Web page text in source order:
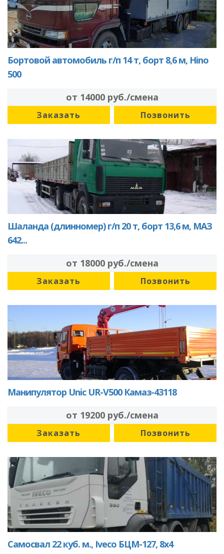
Бортовой автомобиль г/п 14 т, борт 8,6 м, Hino
500
от 14000 руб./смена
Заказать Позвонить
Шаланда (длинномер) г/п 20 т, борт 13,6 м, МАЗ
642...
от 18000 руб./смена
Заказать Позвонить
Манипулятор Unic UR-V500 Камаз-43118
от 19200 руб./смена
Заказать Позвонить
Самосвал 22 куб. м., Iveco БЦМ-127, 8х4